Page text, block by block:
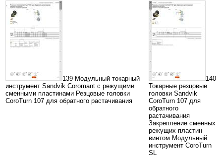
139 Модульный токарный
инструмент Sandvik Coromant с режущими
сменными пластинами Резцовые головки
CoroTurn 107 для обратного растачивания
140
Токарные резцовые
головки Sandvik
CoroTurn 107 для
обратного
растачивания
Закрепление сменных
режущих пластин
винтом Модульный
инструмент CoroTurn
SL